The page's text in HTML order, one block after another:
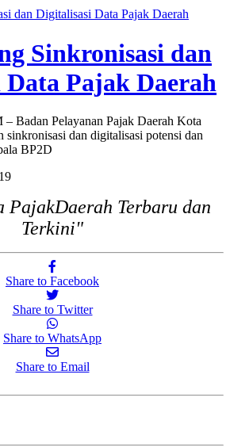
dan Digitalisasi Data Pajak Daerah
Sinkronisasi dan
Pajak Daerah
Badan Pelayanan Pajak Daerah Kota
sinkronisasi dan digitalisasi potensi dan
BP2D
PajakDaerah Terbaru dan
Terkini"
Share to Facebook
Share to Twitter
Share to WhatsApp
Share to Email